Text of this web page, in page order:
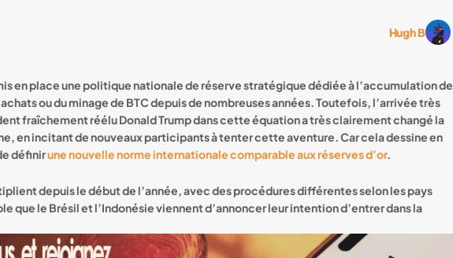
Hugh B
en place une politique nationale de réserve stratégique dédiée à l’accumulation de
ou du minage de BTC depuis de nombreuses années. Toutefois, l’arrivée très
fraîchement réélu Donald Trump dans cette équation a très clairement changé la
en incitant de nouveaux participants à tenter cette aventure. Car cela dessine en
définirune nouvelle norme internationale comparable aux réserves d’or.
depuis le début de l’année, avec des procédures différentes selon les pays
que le Brésil et l’Indonésie viennent d’annoncer leur intention d’entrer dans la